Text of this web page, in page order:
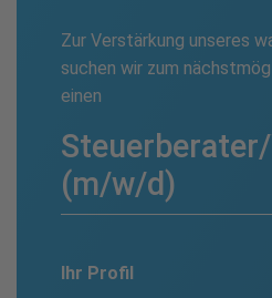
Zur Verstärkung unseres
suchen wir zum
einen
(m/w/d)
Ihr Profil